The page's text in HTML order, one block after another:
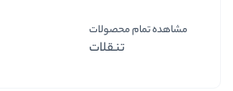
مشاهده تمام محصولات
تنقلات